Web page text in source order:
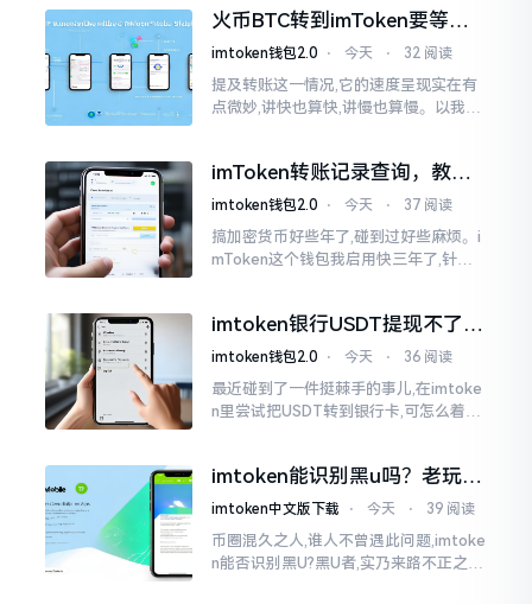
火币BTC转到imToken要等多
久？过来人说说真实情况
imtoken钱包2.0 ⋅ 今天 ⋅ 32 阅读
提及转账这一情况,它的速度呈现实在有
点微妙,讲快也算快,讲慢也算慢。以我从
账。可是
imToken转账记录查询，教你
正确查看方法
imtoken钱包2.0 ⋅ 今天 ⋅ 37 阅读
搞加密货币好些年了,碰到过好些麻烦。i
mToken这个钱包我启用快三年了,针对
我也疑惑过一阵子
imtoken银行USDT提现不了？
这几个法子能帮你搞定
imtoken钱包2.0 ⋅ 今天 ⋅ 36 阅读
最近碰到了一件挺棘手的事儿,在imtoke
n里尝试把USDT转到银行卡,可怎么着都
么时长
imtoken能识别黑u吗？老玩家
告诉你真相
imtoken中文版下载 ⋅ 今天 ⋅ 39 阅读
币圈混久之人,谁人不曾遇此问题,imtoke
n能否识别黑U?黑U者,实乃来路不正之钱